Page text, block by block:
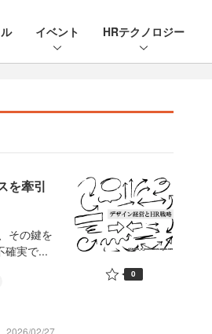
イベント HRテクノロジー
を牽引
その鍵を
確実で...
2026/02/27
0